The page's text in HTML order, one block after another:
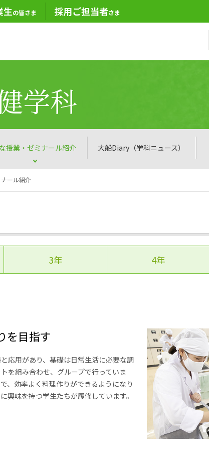
生の皆さま 採用ご担当者さま
学科
授業・ゼミナール紹介 大船Diary（学科ニュース）
ール紹介
3年 4年
を目指す
応用があり、基礎は日常生活に必要な調
を組み合わせ、グループで行っていま
、効率よく料理作りができるようになり
興味を持つ学生たちが履修しています。